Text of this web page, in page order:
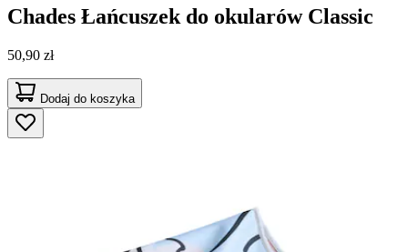
Chades Łańcuszek do okularów Classic
50,90 zł
Dodaj do koszyka